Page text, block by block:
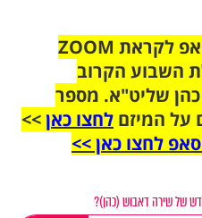
הצטרפו לקבוצת הוואטסאפ לקראת ZOOM
השבוע הקרוב
שליט"א. מספר
על המיזם לחצו כאן>>
לחצו כאן >>
של שירה דאבוש (כהן)?